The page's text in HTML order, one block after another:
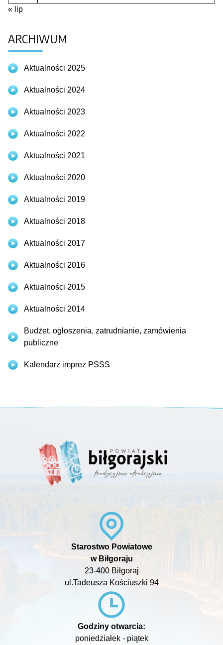
« lip
ARCHIWUM
Aktualności 2025
Aktualności 2024
Aktualności 2023
Aktualności 2022
Aktualności 2021
Aktualności 2020
Aktualności 2019
Aktualności 2018
Aktualności 2017
Aktualności 2016
Aktualności 2015
Aktualności 2014
Budżet, ogłoszenia, zatrudnianie, zamówienia
publiczne
Kalendarz imprez PSSS
Starostwo Powiatowe
w Biłgoraju
23-400 Biłgoraj
ul.Tadeusza Kościuszki 94
Godziny otwarcia:
poniedziałek - piątek